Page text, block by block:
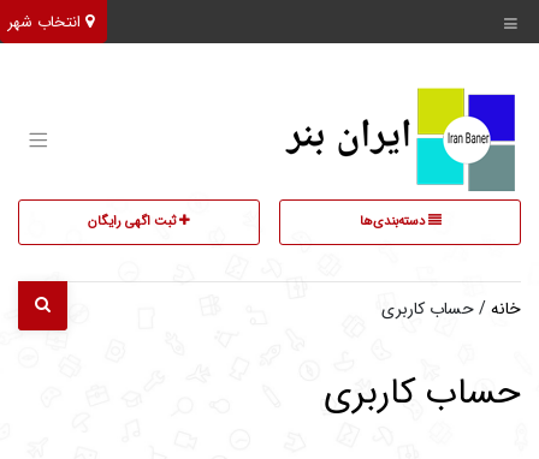
دسته‌بندی‌ها ثبت اگهی رایگان
خانه/ حساب کاربری
حساب کاربری